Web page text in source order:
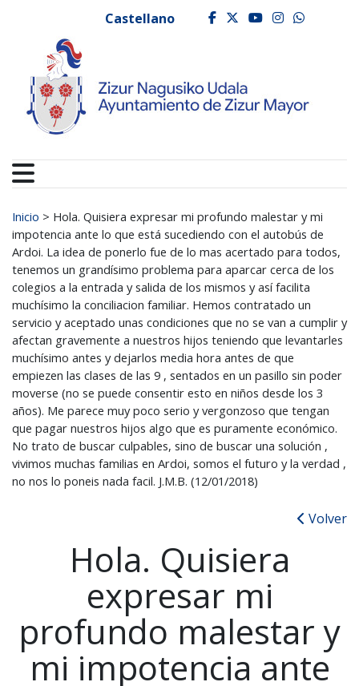
Ayuntamiento de
Castellano facebook
twitter
youtube
Buscar:
Inicio > Hola. Quisiera expresar mi profundo malestar y mi
impotencia ante lo que está sucediendo con el autobús de
Ardoi. La idea de ponerlo fue de lo mas acertado para todos,
tenemos un grandísimo problema para aparcar cerca de los
colegios a la entrada y salida de los mismos y así facilita
muchísimo la conciliacion familiar. Hemos contratado un
servicio y aceptado unas condiciones que no se van a cumplir y
afectan gravemente a nuestros hijos teniendo que levantarles
muchísimo antes y dejarlos media hora antes de que
empiezen las clases de las 9 , sentados en un pasillo sin poder
moverse (no se puede consentir esto en niños desde los 3
años). Me parece muy poco serio y vergonzoso que tengan
que pagar nuestros hijos algo que es puramente económico.
No trato de buscar culpables, sino de buscar una solución ,
vivimos muchas familias en Ardoi, somos el futuro y la verdad ,
no nos lo poneis nada facil. J.M.B. (12/01/2018)
Volver
Hola. Quisiera
expresar mi
profundo malestar y
mi impotencia ante